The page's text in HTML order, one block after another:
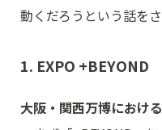
動くだろうという話を
1. EXPO +BEYOND
大阪・関西万博におけ